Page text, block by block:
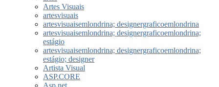
Artes Visuais
artesvisuais
artesvisuaisemlondrina; designergraficoemlondrina
artesvisuaisemlondrina; designergraficoemlondrina;
estágio
artesvisuaisemlondrina; designergraficoemlondrina;
estágio; designer
Artista Visual
ASP.CORE
Asp.net